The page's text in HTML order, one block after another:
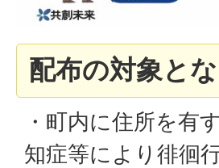
配布の対象と
・町内に住所を有
知症等により徘徊